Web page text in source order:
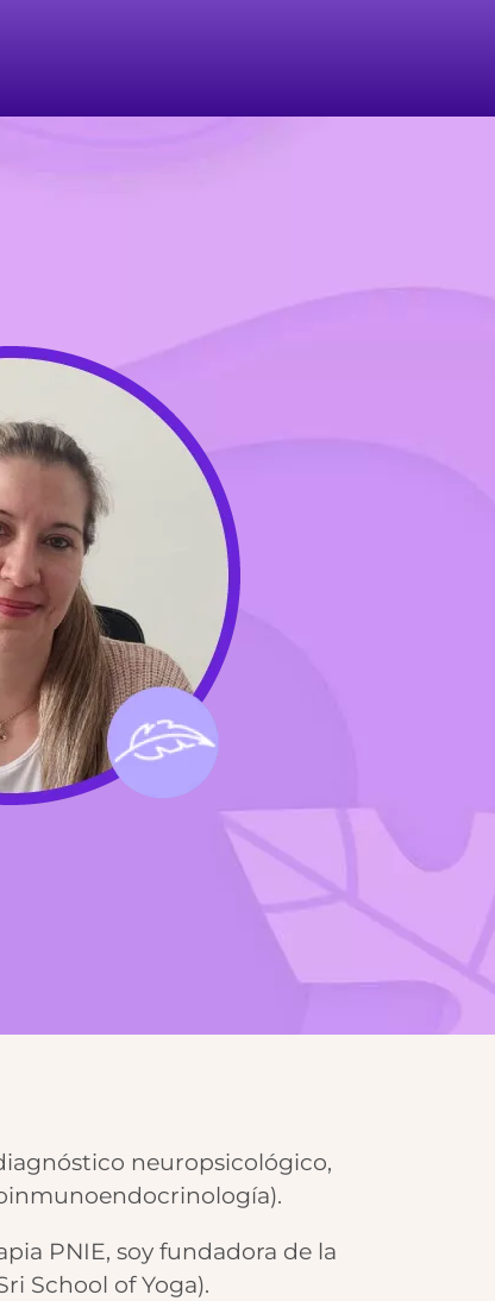
neuropsicológico,
PNIE, soy fundadora de la
School of Yoga).